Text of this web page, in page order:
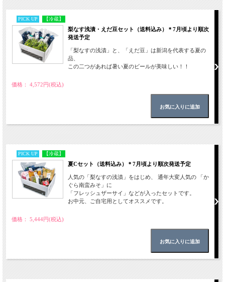
PICK UP 【冷蔵】
梨なす浅漬・えだ豆セット（送料込み）＊7月頃より順次
発送予定
「梨なすの浅漬」と、「えだ豆」は新潟を代表する夏の
品、
この二つがあれば暑い夏のビールが美味しい！！
価格： 4,572円(税込)
PICK UP 【冷蔵】
夏Cセット（送料込み）＊7月頃より順次発送予定
人気の「梨なすの浅漬」をはじめ、 通年大変人気の 「か
ぐら南蛮みそ」に
「フレッシュザーサイ」などが入ったセットです。
お中元、ご自宅用としてオススメです。
価格： 5,444円(税込)